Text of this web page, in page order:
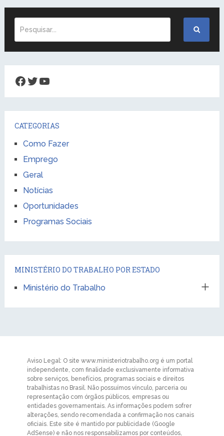
Facebook
Twitter
Youtube
CATEGORIAS
Como Fazer
Emprego
Geral
Notícias
Oportunidades
Programas Sociais
MINISTÉRIO DO TRABALHO POR ESTADO
Ministério do Trabalho
Aviso Legal: O site www.ministeriotrabalho.org é um portal
independente, com finalidade exclusivamente informativa
sobre serviços, benefícios, programas sociais e direitos
trabalhistas no Brasil. Não possuímos vínculo, parceria ou
representação com órgãos públicos, empresas ou
entidades governamentais. As informações podem sofrer
alterações, sendo recomendada a confirmação nos canais
oficiais. Este site é mantido por publicidade (Google
AdSense) e não nos responsabilizamos por conteúdos,